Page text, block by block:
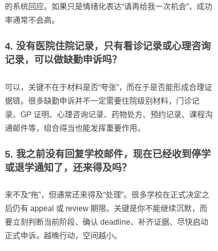
的系统回应。如果只是情绪化表达“请再给我一次机会”，成功
率通常不会高。
4. 没有医院住院记录，只有看诊记录或心理咨询
记录，可以做缺勤申诉吗？
可以，关键不在于材料是否“夸张”，而在于是否能形成合理证
据链。很多缺勤申诉并不一定需要住院级别材料，门诊记
录、GP 证明、心理咨询记录、药物处方、预约记录、课程沟
通邮件等，组合得当也能发挥重要作用。
5. 我之前没有回复学校邮件，现在已经收到停学
或退学通知了，还来得及吗？
来不及“拖”，但通常还来得及“处理”。很多学校在正式决定之
后仍有 appeal 或 review 期限。关键是你不能继续沉默，而
要立刻判断当前阶段、确认 deadline、补齐证据、尽快启动
正式申诉。越晚行动，空间越小。